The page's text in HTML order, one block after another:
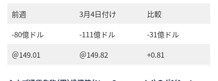
前週 3月4日付け
比較
-80億ドル
-111億ドル
-31億ドル
＠149.01
＠149.82 +0.81